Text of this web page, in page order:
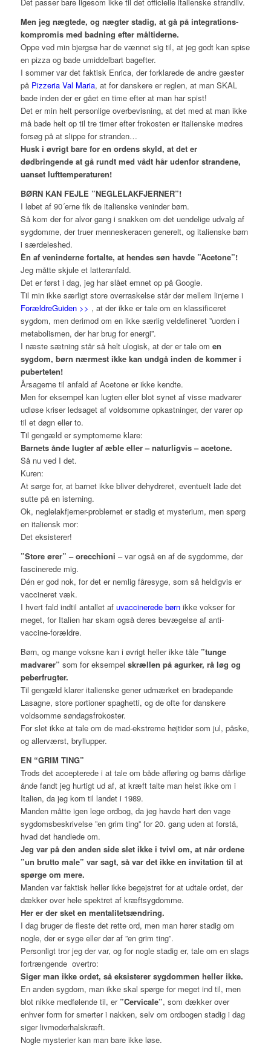
Men jeg nægtede, og nægter stadig, at gå på integrations-
kompromis med badning efter måltiderne.
Oppe ved min bjergsø har de vænnet sig til, at jeg godt kan spise
en pizza og bade umiddelbart bagefter.
I sommer var det faktisk Enrica, der forklarede de andre gæster
på Pizzeria Val Maria, at for danskere er reglen, at man SKAL
bade inden der er gået en time efter at man har spist!
Det er min helt personlige overbevisning, at det med at man ikke
må bade helt op til tre timer efter frokosten er italienske mødres
forsøg på at slippe for stranden…
Husk i øvrigt bare for en ordens skyld, at det er
dødbringende at gå rundt med vådt hår udenfor strandene,
uanset lufttemperaturen!
BØRN KAN FEJLE ”NEGLELAKFJERNER”!
I løbet af 90´erne fik de italienske veninder børn.
Så kom der for alvor gang i snakken om det uendelige udvalg af
sygdomme, der truer menneskeracen generelt, og italienske børn
i særdeleshed.
Èn af veninderne fortalte, at hendes søn havde ”Acetone”!
Jeg måtte skjule et latteranfald.
Det er først i dag, jeg har slået emnet op på Google.
Til min ikke særligt store overraskelse står der mellem linjerne i
ForældreGuiden >> , at der ikke er tale om en klassificeret
sygdom, men derimod om en ikke særlig veldefineret ”uorden i
metabolismen, der har brug for energi”.
I næste sætning står så helt ulogisk, at der er tale om en
sygdom, børn nærmest ikke kan undgå inden de kommer i
puberteten!
Årsagerne til anfald af Acetone er ikke kendte.
Men for eksempel kan lugten eller blot synet af visse madvarer
udløse kriser ledsaget af voldsomme opkastninger, der varer op
til et døgn eller to.
Til gengæld er symptomerne klare:
Barnets ånde lugter af æble eller – naturligvis – acetone.
Så nu ved I det.
Kuren:
At sørge for, at barnet ikke bliver dehydreret, eventuelt lade det
sutte på en isterning.
Ok, neglelakfjerner-problemet er stadig et mysterium, men spørg
en italiensk mor:
Det eksisterer!
”Store ører” – orecchioni – var også en af de sygdomme, der
fascinerede mig.
Dén er god nok, for det er nemlig fåresyge, som så heldigvis er
vaccineret væk.
I hvert fald indtil antallet af uvaccinerede børnikke vokser for
meget, for Italien har skam også deres bevægelse af anti-
vaccine-forældre.
Børn, og mange voksne kan i øvrigt heller ikke tåle ”tunge
madvarer” som for eksempel skrællen på agurker, rå løg og
peberfrugter.
Til gengæld klarer italienske gener udmærket en bradepande
Lasagne, store portioner spaghetti, og de ofte for danskere
voldsomme søndagsfrokoster.
For slet ikke at tale om de mad-ekstreme højtider som jul, påske,
og allerværst, bryllupper.
EN “GRIM TING”
Trods det accepterede i at tale om både afføring og børns dårlige
ånde fandt jeg hurtigt ud af, at kræft talte man helst ikke om i
Italien, da jeg kom til landet i 1989.
Manden måtte igen lege ordbog, da jeg havde hørt den vage
sygdomsbeskrivelse ”en grim ting” for 20. gang uden at forstå,
hvad det handlede om.
Jeg var på den anden side slet ikke i tvivl om, at når ordene
”un brutto male” var sagt, så var det ikke en invitation til at
spørge om mere.
Manden var faktisk heller ikke begejstret for at udtale ordet, der
dækker over hele spektret af kræftsygdomme.
Her er der sket en mentalitetsændring.
I dag bruger de fleste det rette ord, men man hører stadig om
nogle, der er syge eller dør af ”en grim ting”.
Personligt tror jeg der var, og for nogle stadig er, tale om en slags
fortrængende overtro:
Siger man ikke ordet, så eksisterer sygdommen heller ikke.
En anden sygdom, man ikke skal spørge for meget ind til, men
blot nikke medfølende til, er ”Cervicale”, som dækker over
enhver form for smerter i nakken, selv om ordbogen stadig i dag
siger livmoderhalskræft.
Nogle mysterier kan man bare ikke løse.